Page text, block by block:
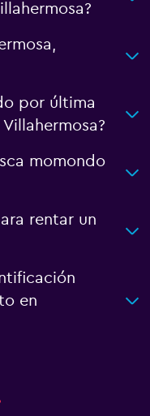
por última
momondo
rentar un
en